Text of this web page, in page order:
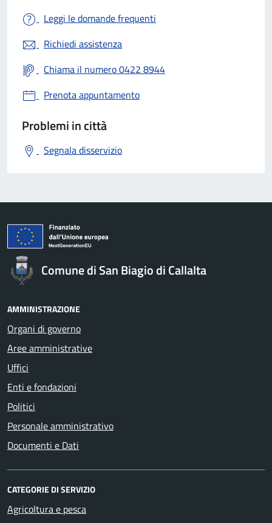
Leggi le domande frequenti
Richiedi assistenza
Chiama il numero 0422 8944
Prenota appuntamento
Problemi in città
Segnala disservizio
Comune di San Biagio di Callalta
AMMINISTRAZIONE
Organi di governo
Aree amministrative
Uffici
Enti e fondazioni
Politici
Personale amministrativo
Documenti e Dati
CATEGORIE DI SERVIZIO
Agricoltura e pesca